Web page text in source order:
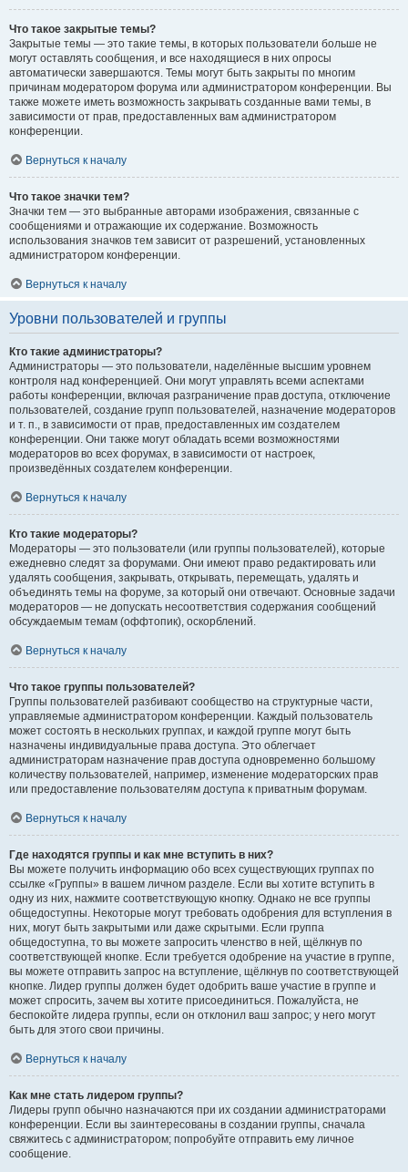
Что такое закрытые темы?
Закрытые темы — это такие темы, в которых пользователи больше не
могут оставлять сообщения, и все находящиеся в них опросы
автоматически завершаются. Темы могут быть закрыты по многим
причинам модератором форума или администратором конференции. Вы
также можете иметь возможность закрывать созданные вами темы, в
зависимости от прав, предоставленных вам администратором
конференции.
Вернуться к началу
Что такое значки тем?
Значки тем — это выбранные авторами изображения, связанные с
сообщениями и отражающие их содержание. Возможность
использования значков тем зависит от разрешений, установленных
администратором конференции.
Вернуться к началу
Уровни пользователей и группы
Кто такие администраторы?
Администраторы — это пользователи, наделённые высшим уровнем
контроля над конференцией. Они могут управлять всеми аспектами
работы конференции, включая разграничение прав доступа, отключение
пользователей, создание групп пользователей, назначение модераторов
и т. п., в зависимости от прав, предоставленных им создателем
конференции. Они также могут обладать всеми возможностями
модераторов во всех форумах, в зависимости от настроек,
произведённых создателем конференции.
Вернуться к началу
Кто такие модераторы?
Модераторы — это пользователи (или группы пользователей), которые
ежедневно следят за форумами. Они имеют право редактировать или
удалять сообщения, закрывать, открывать, перемещать, удалять и
объединять темы на форуме, за который они отвечают. Основные задачи
модераторов — не допускать несоответствия содержания сообщений
обсуждаемым темам (оффтопик), оскорблений.
Вернуться к началу
Что такое группы пользователей?
Группы пользователей разбивают сообщество на структурные части,
управляемые администратором конференции. Каждый пользователь
может состоять в нескольких группах, и каждой группе могут быть
назначены индивидуальные права доступа. Это облегчает
администраторам назначение прав доступа одновременно большому
количеству пользователей, например, изменение модераторских прав
или предоставление пользователям доступа к приватным форумам.
Вернуться к началу
Где находятся группы и как мне вступить в них?
Вы можете получить информацию обо всех существующих группах по
ссылке «Группы» в вашем личном разделе. Если вы хотите вступить в
одну из них, нажмите соответствующую кнопку. Однако не все группы
общедоступны. Некоторые могут требовать одобрения для вступления в
них, могут быть закрытыми или даже скрытыми. Если группа
общедоступна, то вы можете запросить членство в ней, щёлкнув по
соответствующей кнопке. Если требуется одобрение на участие в группе,
вы можете отправить запрос на вступление, щёлкнув по соответствующей
кнопке. Лидер группы должен будет одобрить ваше участие в группе и
может спросить, зачем вы хотите присоединиться. Пожалуйста, не
беспокойте лидера группы, если он отклонил ваш запрос; у него могут
быть для этого свои причины.
Вернуться к началу
Как мне стать лидером группы?
Лидеры групп обычно назначаются при их создании администраторами
конференции. Если вы заинтересованы в создании группы, сначала
свяжитесь с администратором; попробуйте отправить ему личное
сообщение.